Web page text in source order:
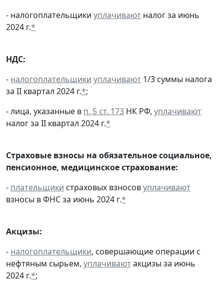
- налогоплательщики уплачивают налог за июнь
2024 г.*
НДС:
- налогоплательщики уплачивают 1/3 суммы налога
за II квартал 2024 г.*;
- лица, указанные в п. 5 ст. 173 НК РФ, уплачивают
налог за II квартал 2024 г.*
Страховые взносы на обязательное социальное,
пенсионное, медицинское страхование:
- плательщики страховых взносовуплачивают
взносы в ФНС за июнь 2024 г.*
Акцизы:
- налогоплательщики, совершающие операции с
нефтяным сырьем, уплачиваютакцизы за июнь
2024 г.*;